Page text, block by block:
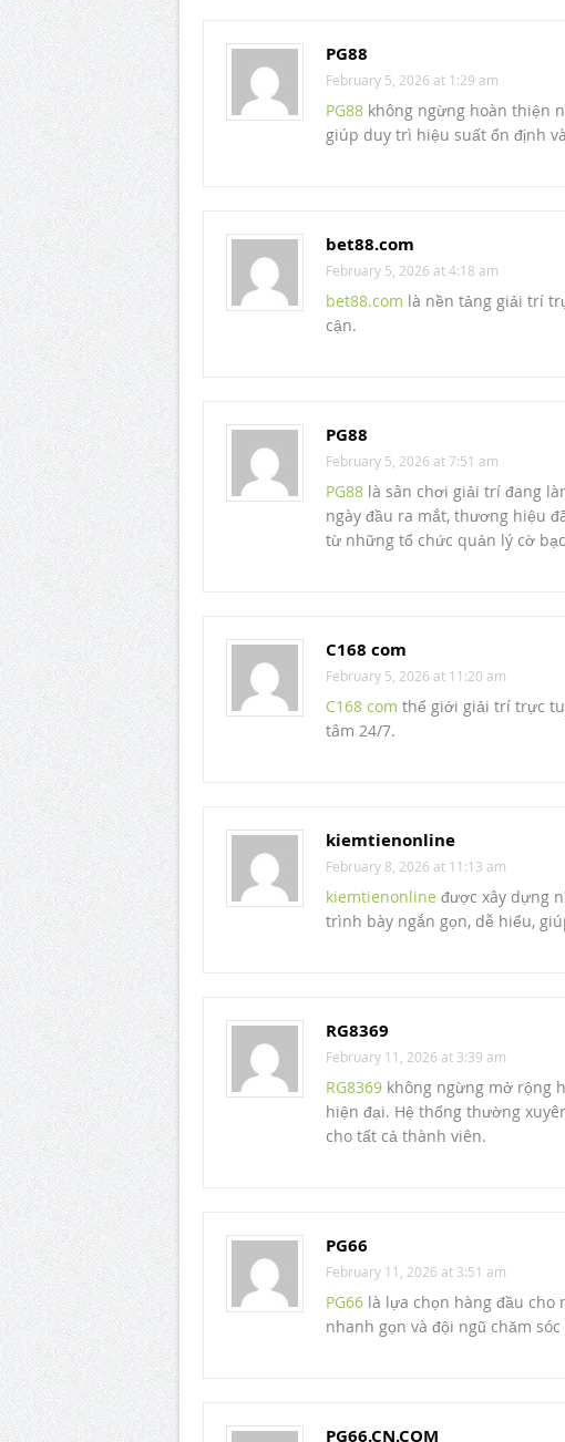
PG88
February 5, 2026 at 1:29 am
PG88 không ngừng hoàn thiện
giúp duy trì hiệu suất ổn định
bet88.com
February 5, 2026 at 4:18 am
bet88.com là nền tảng giải trí
cận.
PG88
February 5, 2026 at 7:51 am
PG88 là sân chơi giải trí đang
ngày đầu ra mắt, thương hiệu
từ những tổ chức quản lý cờ
C168 com
February 5, 2026 at 11:20 am
C168 com thế giới giải trí trực
tâm 24/7.
kiemtienonline
February 8, 2026 at 11:13 am
kiemtienonline được xây dựng
trình bày ngắn gọn, dễ hiểu,
RG8369
February 11, 2026 at 3:39 am
RG8369 không ngừng mở rộng
hiện đại. Hệ thống thường
cho tất cả thành viên.
PG66
February 11, 2026 at 3:51 am
PG66 là lựa chọn hàng đầu cho
nhanh gọn và đội ngũ chăm
PG66.CN.COM